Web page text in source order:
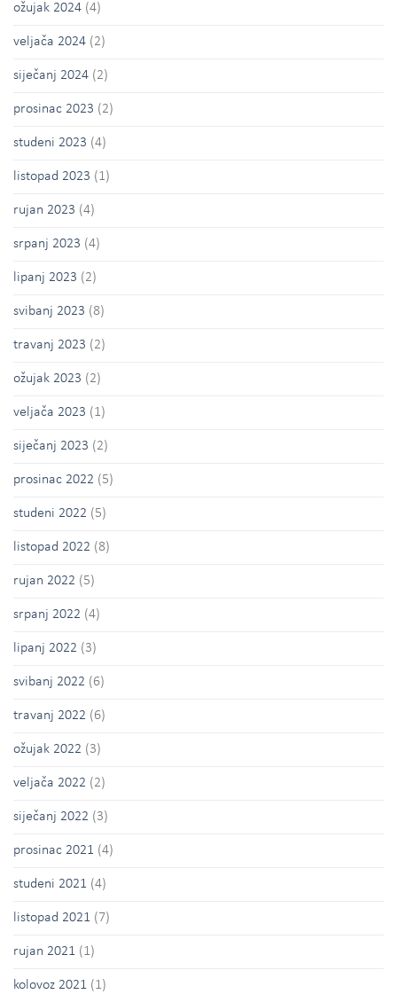
ožujak 2024 (4)
veljača 2024 (2)
siječanj 2024 (2)
prosinac 2023 (2)
studeni 2023 (4)
listopad 2023 (1)
rujan 2023 (4)
srpanj 2023 (4)
lipanj 2023 (2)
svibanj 2023 (8)
travanj 2023 (2)
ožujak 2023 (2)
veljača 2023 (1)
siječanj 2023 (2)
prosinac 2022 (5)
studeni 2022 (5)
listopad 2022 (8)
rujan 2022 (5)
srpanj 2022 (4)
lipanj 2022 (3)
svibanj 2022 (6)
travanj 2022 (6)
ožujak 2022 (3)
veljača 2022 (2)
siječanj 2022 (3)
prosinac 2021 (4)
studeni 2021 (4)
listopad 2021 (7)
rujan 2021 (1)
kolovoz 2021 (1)